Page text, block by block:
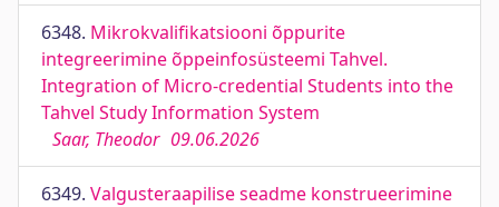
6348. Mikrokvalifikatsiooni õppurite
integreerimine õppeinfosüsteemi Tahvel.
Integration of Micro-credential Students into the
Tahvel Study Information System
Saar, Theodor 09.06.2026
6349. Valgusteraapilise seadme konstrueerimine